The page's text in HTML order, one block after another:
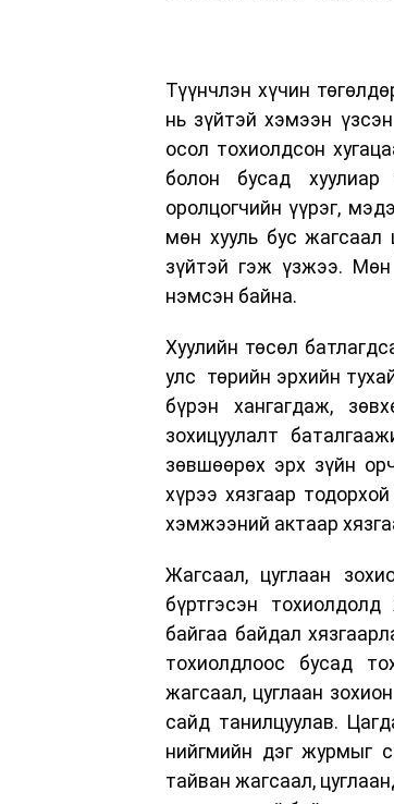
Түүнчлэн хүчин
нь зүйтэй хэмээн
осол тохиолдсон
болон бусад хуулиар
оролцогчийн үүрэг,
мөн хууль бус жагсаал
зүйтэй гэж үзжээ. Мөн
нэмсэн байна.
Хуулийн төсөл
улс төрийн эрхийн
бүрэн хангагдаж,
зохицуулалт
зөвшөөрөх эрх зүйн
хүрээ хязгаар
хэмжээний актаар
Жагсаал, цуглаан
бүртгэсэн
байгаа байдал
тохиолдлоос бусад
жагсаал, цуглаан
сайд танилцуулав.
нийгмийн дэг журмыг
тайван жагсаал,